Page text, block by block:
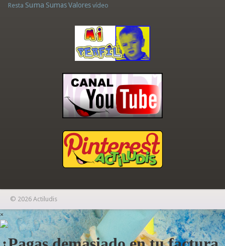
Resta Suma Sumas Valores vídeo
© 2026 Actiludis
×